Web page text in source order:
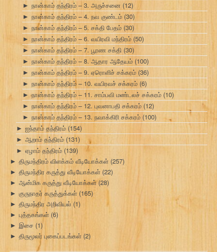
► நான்காம் தந்திரம் – 3. அருச்சனை (12)
► நான்காம் தந்திரம் – 4. நவ குண்டம் (30)
► நான்காம் தந்திரம் – 5. சக்தி பேதம் (30)
► நான்காம் தந்திரம் – 6. வயிரவி மந்திரம் (50)
► நான்காம் தந்திரம் – 7. பூரண சக்தி (30)
► நான்காம் தந்திரம் – 8. ஆதார ஆதேயம் (100)
► நான்காம் தந்திரம் – 9. ஏரொளிச் சக்கரம் (36)
► நான்காம் தந்திரம் – 10. வயிரவச் சக்கரம் (6)
► நான்காம் தந்திரம் – 11. சாம்பவி மண்டலச் சக்கரம் (10)
► நான்காம் தந்திரம் – 12. புவனாபதி சக்கரம் (12)
► நான்காம் தந்திரம் – 13. நவாக்கிரி சக்கரம் (100)
► ஐந்தாம் தந்திரம் (154)
► ஆறாம் தந்திரம் (131)
► ஏழாம் தந்திரம் (139)
► திருமந்திரம் விளக்கம் வீடியோக்கள் (257)
► திருமந்திர கருத்து வீடியோக்கள் (22)
► ஆன்மிக கருத்து வீடியோக்கள்(28)
► குருநாதர் கருத்துக்கள் (165)
► திருமந்திர அறிவியல் (1)
► புத்தகங்கள் (6)
► இசை (1)
► திருமூலர் புகைப்படங்கள் (2)